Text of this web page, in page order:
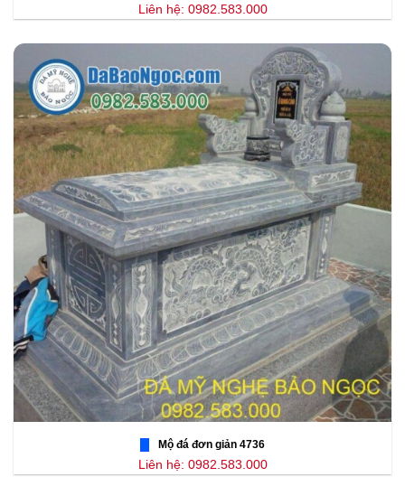
Liên hệ: 0982.583.000
Mộ đá đơn giản 4736
Liên hệ: 0982.583.000